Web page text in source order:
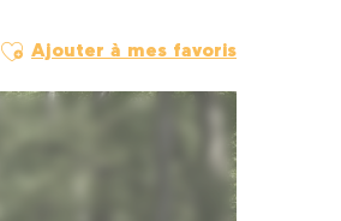
Ajouter aux favoris
Ajouter à mes favoris